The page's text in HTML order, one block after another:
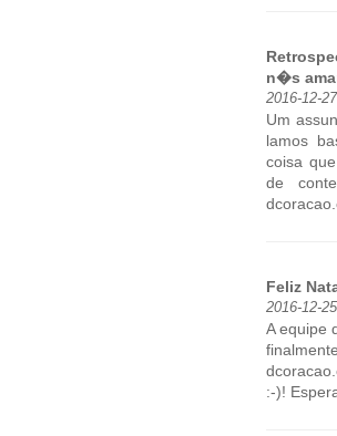
n�s
2016-12-
Um
lamos
coisa
de
Feliz
2016-12-
A equipe
:-)!